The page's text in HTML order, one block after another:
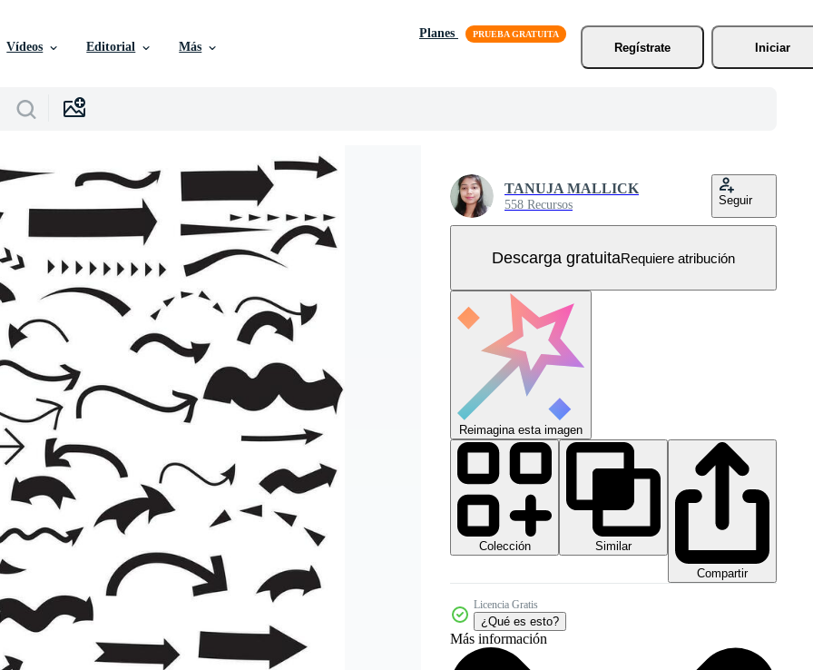
Vídeos Editorial Más
Planes
Regístrate
Iniciar
TANUJA MALLICK
558 Recursos Seguir
Descarga gratuitaRequiere atribución
Reimagina esta imagen
Colección
Similar
Compartir
Licencia Gratis
¿Qué es esto?
Más información